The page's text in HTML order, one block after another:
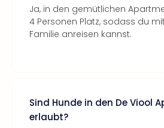
Ja, in den gemütlichen
4 Personen Platz, sodass du
Familie anreisen kannst.
Sind Hunde in den De Viool
erlaubt?